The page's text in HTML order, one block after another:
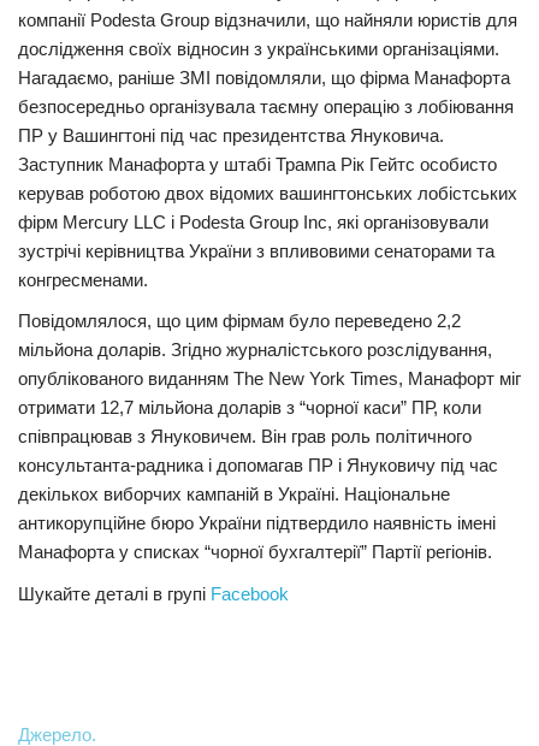
компанії Podesta Group відзначили, що найняли юристів для
дослідження своїх відносин з українськими організаціями.
Нагадаємо, раніше ЗМІ повідомляли, що фірма Манафорта
безпосередньо організувала таємну операцію з лобіювання
ПР у Вашингтоні під час президентства Януковича.
Заступник Манафорта у штабі Трампа Рік Гейтс особисто
керував роботою двох відомих вашингтонських лобістських
фірм Mercury LLC і Podesta Group Inc, які організовували
зустрічі керівництва України з впливовими сенаторами та
конгресменами.
Повідомлялося, що цим фірмам було переведено 2,2
мільйона доларів. Згідно журналістського розслідування,
опублікованого виданням The New York Times, Манафорт міг
отримати 12,7 мільйона доларів з “чорної каси” ПР, коли
співпрацював з Януковичем. Він грав роль політичного
консультанта-радника і допомагав ПР і Януковичу під час
декількох виборчих кампаній в Україні. Національне
антикорупційне бюро України підтвердило наявність імені
Манафорта у списках “чорної бухгалтерії” Партії регіонів.
Шукайте деталі в групі Facebook
Джерело.